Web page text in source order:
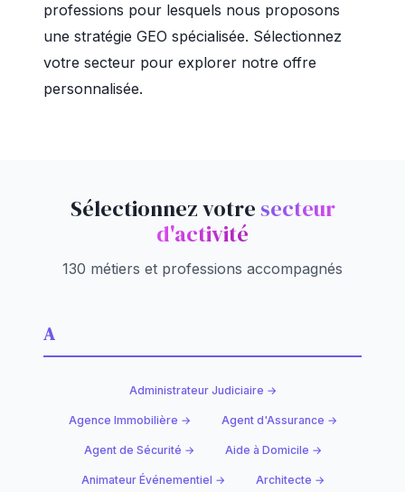
professions pour lesquels nous proposons
une stratégie GEO spécialisée. Sélectionnez
votre secteur pour explorer notre offre
personnalisée.
Sélectionnez votre secteur
d'activité
130 métiers et professions accompagnés
A
Administrateur Judiciaire →
Agence Immobilière → Agent d'Assurance →
Agent de Sécurité → Aide à Domicile →
Animateur Événementiel → Architecte →